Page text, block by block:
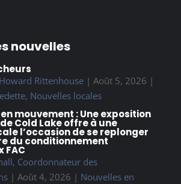
nouvelles
Rittenhouse| Août 5, 2026 |
, Nouvelles locales
mouvement : Une exposition
Cold Lake offre à une
l’occasion de se replonger
du conditionnement
FAC
Coordonnateur des
| Août 4, 2026 | Nouvelles en